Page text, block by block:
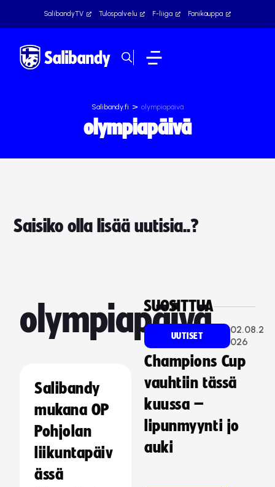
SalibandyTV Tulospalvelu F-liiga Fanikauppa
Salibandy.fi > olympiapäivä
olympiapäivä
Saisiko olla lisää uutisia..?
olympiapäivä
Salibandy
mukana OP
Pohjolan
liikuntapäiv
ässä
SUOSITTUA
UUTISET
02.08.2
026
Champions Cup
vauhtiin tässä
kuussa –
lipunmyynti jo
auki